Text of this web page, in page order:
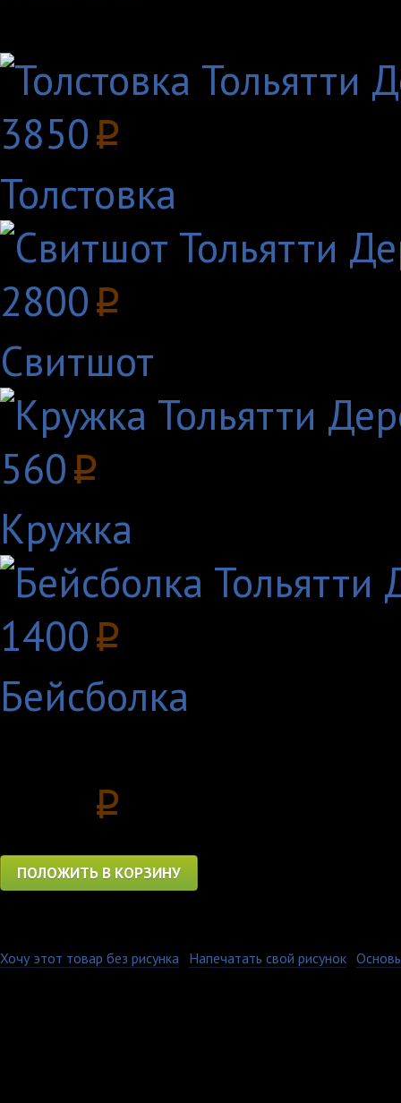
3850p
Толстовка
2800p
Свитшот
560p
Кружка
1400p
Бейсболка
p
ПОЛОЖИТЬ В КОРЗИНУ
Хочу этот товар без рисунка Напечатать свой рисунок